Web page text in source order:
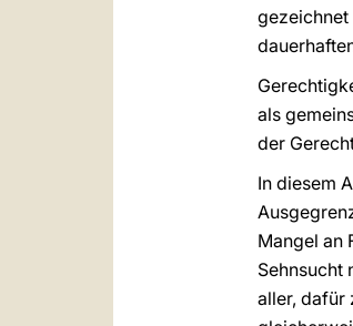
gezeichnet
als
der
In diesem
Mangel an
Sehnsucht
aller, dafür